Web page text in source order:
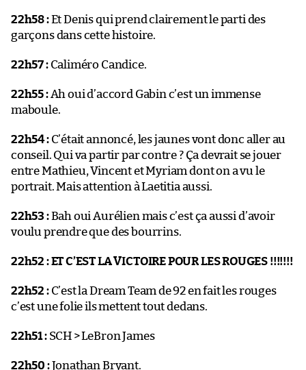
22h58 :Et Denis qui prend clairement le parti des
garçons dans cette histoire.
22h57 :Caliméro Candice.
22h55 :Ah oui d’accord Gabin c’est un immense
maboule.
22h54 :C’était annoncé, les jaunes vont donc aller au
conseil. Qui va partir par contre ? Ça devrait se jouer
entre Mathieu, Vincent et Myriam dont on a vu le
portrait. Mais attention à Laetitia aussi.
22h53 :Bah oui Aurélien mais c’est ça aussi d’avoir
voulu prendre que des bourrins.
22h52 :ET C’EST LA VICTOIRE POUR LES ROUGES !!!!!!!
22h52 :C’est la Dream Team de 92 en fait les rouges
c’est une folie ils mettent tout dedans.
22h51 :SCH > LeBron James
22h50 :Jonathan Bryant.